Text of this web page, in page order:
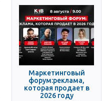
Маркетинговый
форум:реклама,
которая продает в
2026 году